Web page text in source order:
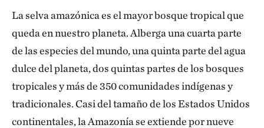
La selva amazónica es el mayor bosque tropical que
queda en nuestro planeta. Alberga una cuarta parte
de las especies del mundo, una quinta parte del agua
dulce del planeta, dos quintas partes de los bosques
tropicales y más de 350 comunidades indígenas y
tradicionales. Casi del tamaño de los Estados Unidos
continentales, la Amazonía se extiende por nueve